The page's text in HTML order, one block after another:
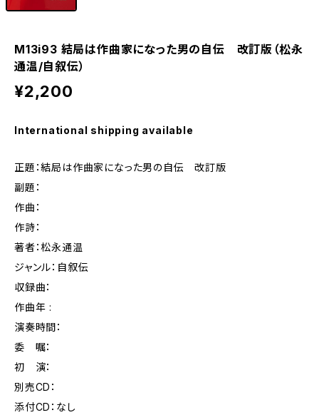
M13i93 結局は作曲家になった男の自伝 改訂版（松永
通温/自叙伝）
¥2,200
International shipping available
正題：結局は作曲家になった男の自伝 改訂版
副題：
作曲：
作詩：
著者：松永通温
ジャンル：自叙伝
収録曲：
作曲年 :
演奏時間：
委 嘱：
初 演：
別売CD：
添付CD：なし